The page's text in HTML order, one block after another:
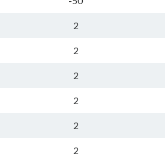
2
2
2
2
2
2